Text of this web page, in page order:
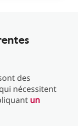
des
nécessitent
un